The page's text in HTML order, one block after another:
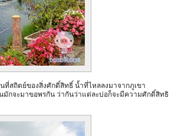
สถิตย์ของสิ่งศักดิ์สิทธิ์ น้ำที่ไหลลงมาจากภูเขา
มักจะมาขอพรกัน ว่ากันว่าแต่ละบ่อก็จะมีความศักดิ์สิทธิ